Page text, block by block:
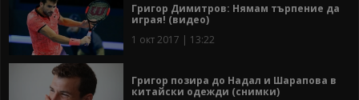
Григор Димитров: Нямам търпение да
играя! (видео)
1 окт 2017 | 13:22
Григор позира до Надал и Шарапова в
китайски одежди (снимки)